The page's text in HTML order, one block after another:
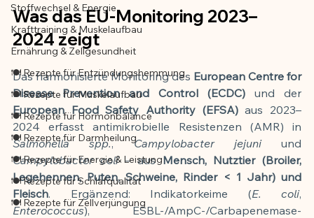
Stoffwechsel & Energie
Krafttraining & Muskelaufbau
Ernährung & Zellgesundheit
🍽️ Rezepte für Entzündungshemmung
🍽️ Rezepte für Muskelaufbau
🍽️ Rezepte für Hormonbalance
🍽️ Rezepte für Darmheilung
🍽️ Rezepte für Energie & Leistung
🍽️ Rezepte für Schlafqualität
🍽️ Rezepte für Zellverjüngung
Was das EU-Monitoring 2023–
2024 zeigt
Das harmonisierte Monitoring des European Centre for
Disease Prevention and Control (ECDC)
European Food Safety Authority (EFSA) aus 2023–
Salmonella spp., Campylobacter jejuni
Campylobacter coli – aus Mensch, Nutztier (Broiler,
Legehennen, Puten, Schweine, Rinder < 1 Jahr) und
Fleisch. Ergänzend: Indikatorkeime (E. coli
Enterococcus), ESBL-/AmpC-/Carbapenemase-